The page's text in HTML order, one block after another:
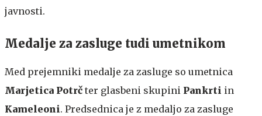
javnosti.
Medalje za zasluge tudi umetnikom
Med prejemniki medalje za zasluge so umetnica
Marjetica Potrč ter glasbeni skupini Pankrti in
Kameleoni. Predsednica je z medaljo za zasluge